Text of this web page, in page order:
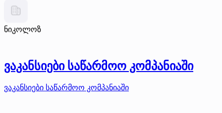
ნიკოლოზ
ვაკანსიები საწარმოო კომპანიაში
ვაკანსიები საწარმოო კომპანიაში